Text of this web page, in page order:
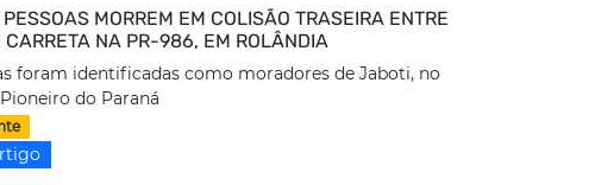
MORREM EM COLISÃO TRASEIRA ENTRE
CARRETA NA PR-986, EM ROLÂNDIA
foram identificadas como moradores de Jaboti, no
do Paraná